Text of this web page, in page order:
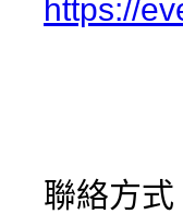
https://
聯絡方式